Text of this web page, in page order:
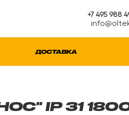
+7 495 988
ДОСТАВКА
IP 31